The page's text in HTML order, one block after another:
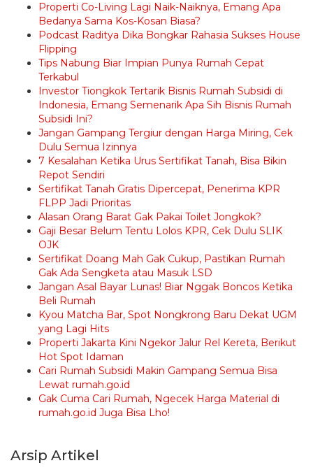
Properti Co-Living Lagi Naik-Naiknya, Emang Apa
Bedanya Sama Kos-Kosan Biasa?
Podcast Raditya Dika Bongkar Rahasia Sukses House
Flipping
Tips Nabung Biar Impian Punya Rumah Cepat
Terkabul
Investor Tiongkok Tertarik Bisnis Rumah Subsidi di
Indonesia, Emang Semenarik Apa Sih Bisnis Rumah
Subsidi Ini?
Jangan Gampang Tergiur dengan Harga Miring, Cek
Dulu Semua Izinnya
7 Kesalahan Ketika Urus Sertifikat Tanah, Bisa Bikin
Repot Sendiri
Sertifikat Tanah Gratis Dipercepat, Penerima KPR
FLPP Jadi Prioritas
Alasan Orang Barat Gak Pakai Toilet Jongkok?
Gaji Besar Belum Tentu Lolos KPR, Cek Dulu SLIK
OJK
Sertifikat Doang Mah Gak Cukup, Pastikan Rumah
Gak Ada Sengketa atau Masuk LSD
Jangan Asal Bayar Lunas! Biar Nggak Boncos Ketika
Beli Rumah
Kyou Matcha Bar, Spot Nongkrong Baru Dekat UGM
yang Lagi Hits
Properti Jakarta Kini Ngekor Jalur Rel Kereta, Berikut
Hot Spot Idaman
Cari Rumah Subsidi Makin Gampang Semua Bisa
Lewat rumah.go.id
Gak Cuma Cari Rumah, Ngecek Harga Material di
rumah.go.id Juga Bisa Lho!
Arsip Artikel